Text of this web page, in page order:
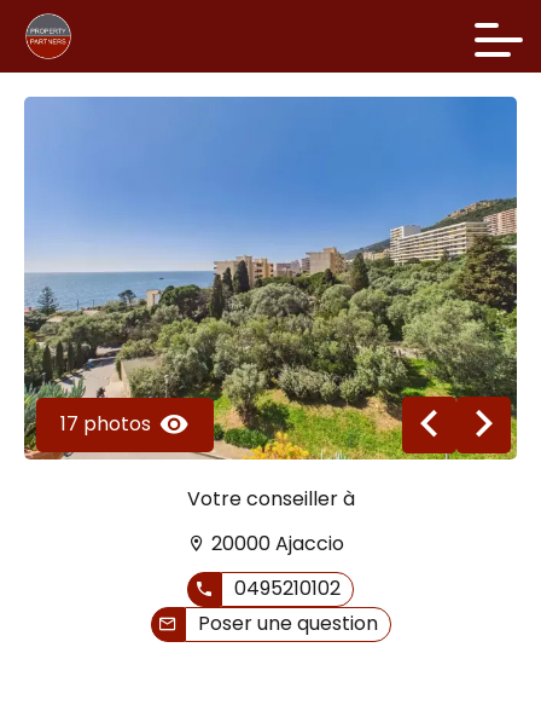
17 photos
Votre conseiller à
20000 Ajaccio
0495210102
Poser une question